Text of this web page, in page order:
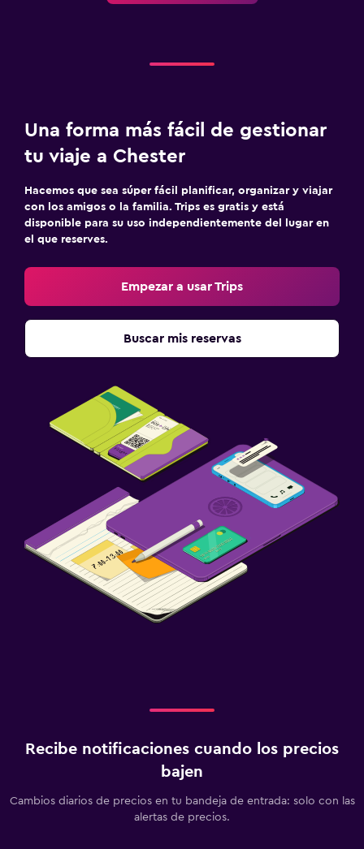
Una forma más fácil de gestionar
tu viaje a Chester
Hacemos que sea súper fácil planificar, organizar y viajar
con los amigos o la familia. Trips es gratis y está
disponible para su uso independientemente del lugar en
el que reserves.
Empezar a usar Trips
Buscar mis reservas
Recibe notificaciones cuando los precios
bajen
Cambios diarios de precios en tu bandeja de entrada: solo con las
alertas de precios.